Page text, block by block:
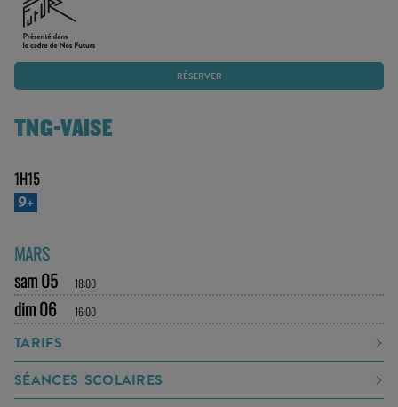
RÉSERVER
TNG-VAISE
1H15
9+
MARS
sam 05
18:00
dim 06 16:00
TARIFS
SÉANCES SCOLAIRES